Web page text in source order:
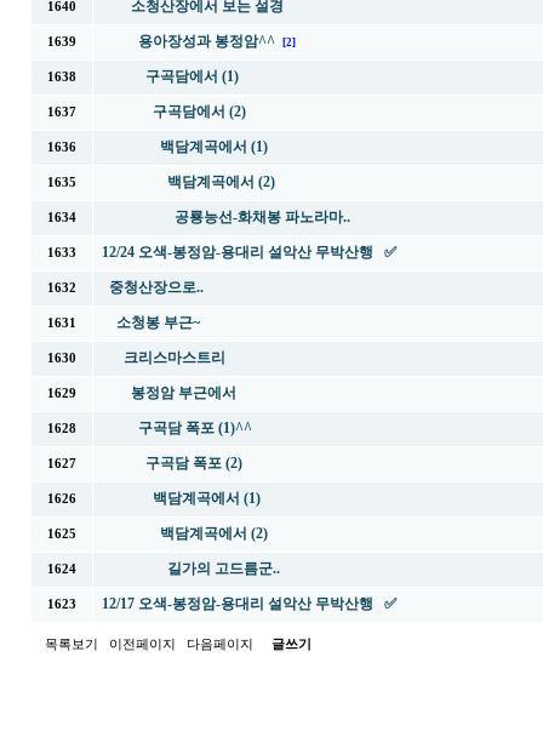
1640 소청산장에서 보는 설경
1639 용아장성과 봉정암^^ [2]
1638 구곡담에서 (1)
1637 구곡담에서 (2)
1636 백담계곡에서 (1)
1635 백담계곡에서 (2)
1634 공룡능선-화채봉 파노라마..
1633 12/24 오색-봉정암-용대리 설악산 무박산행 ✅
1632 중청산장으로..
1631 소청봉 부근~
1630 크리스마스트리
1629 봉정암 부근에서
1628 구곡담 폭포 (1)^^
1627 구곡담 폭포 (2)
1626 백담계곡에서 (1)
1625 백담계곡에서 (2)
1624 길가의 고드름군..
1623 12/17 오색-봉정암-용대리 설악산 무박산행 ✅
목록보기 이전페이지 다음페이지 글쓰기